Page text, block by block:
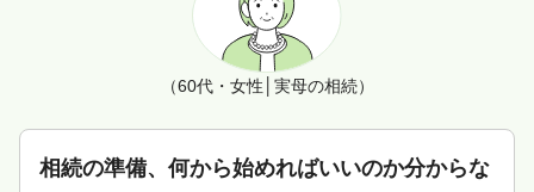
（60代・女性│実母の相続）
相続の準備、何から始めればいいのか分からな